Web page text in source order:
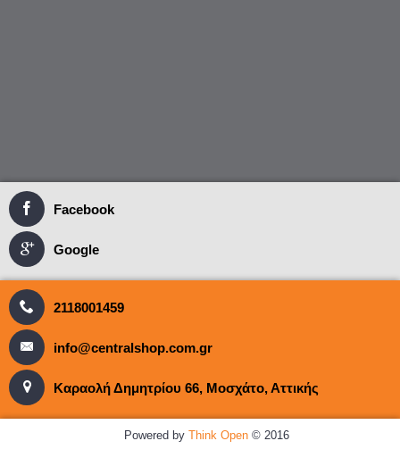
Facebook
Google
2118001459
info@centralshop.com.gr
Καραολή Δημητρίου 66, Μοσχάτο, Αττικής
Powered by Think Open © 2016